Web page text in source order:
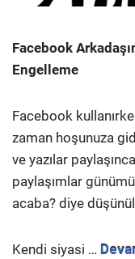
Facebook
Engelleme
Facebook
zaman hoşunuza
ve yazılar
paylaşımlar
acaba? diye
Kendi siyasi …